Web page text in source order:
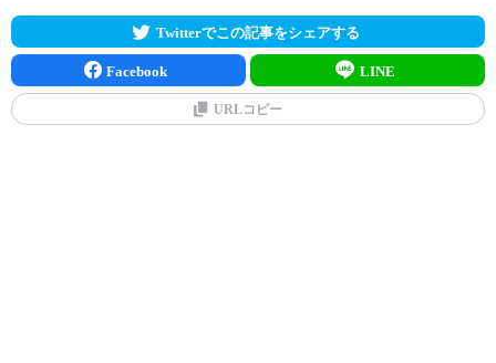
Twitterでこの記事をシェアする
Facebook LINE
URLコピー